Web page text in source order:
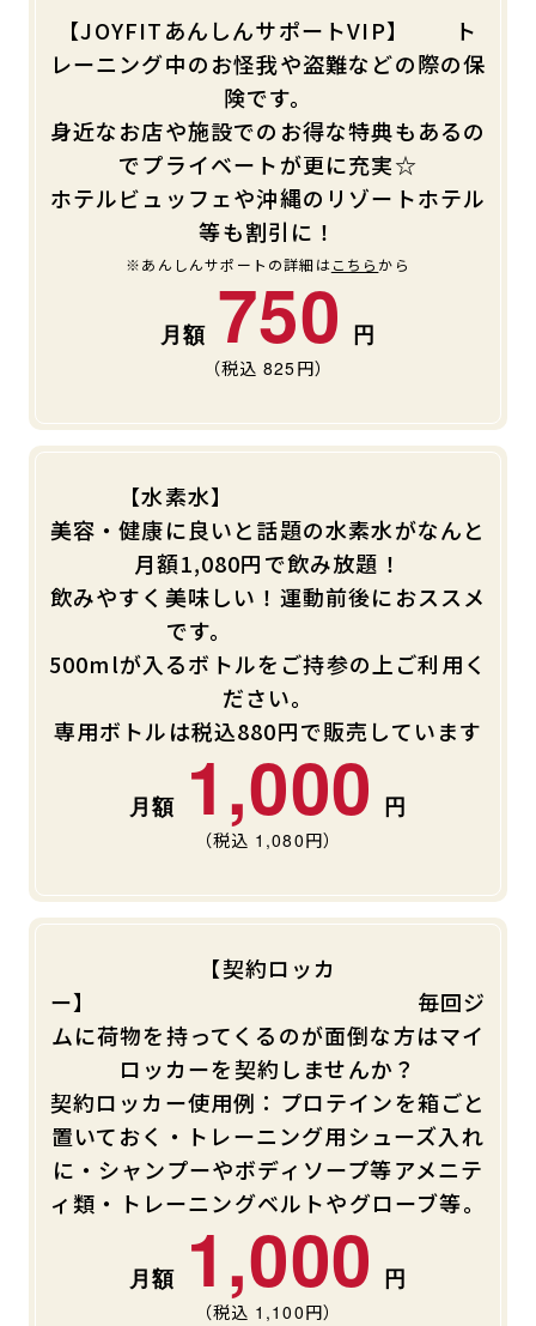
【JOYFITあんしんサポートVIP】 ト
レーニング中のお怪我や盗難などの際の保
険です。
身近なお店や施設でのお得な特典もあるの
でプライベートが更に充実☆
ホテルビュッフェや沖縄のリゾートホテル
等も割引に！
※あんしんサポートの詳細はこちら から
750
（税込 825円）
【水素水】
美容・健康に良いと話題の水素水がなんと
月額1,080円で飲み放題！
飲みやすく美味しい！運動前後におススメ
です。
500mlが入るボトルをご持参の上ご利用く
ださい。
専用ボトルは税込880円で販売しています
1,000
（税込 1,080円）
【契約ロッカ
ー】 毎回ジ
ムに荷物を持ってくるのが面倒な方はマイ
ロッカーを契約しませんか？
契約ロッカー使用例：プロテインを箱ごと
置いておく・トレーニング用シューズ入れ
に・シャンプーやボディソープ等アメニテ
ィ類・トレーニングベルトやグローブ等。
1,000
（税込 1,100円）